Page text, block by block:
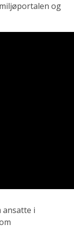
og
ansatte i